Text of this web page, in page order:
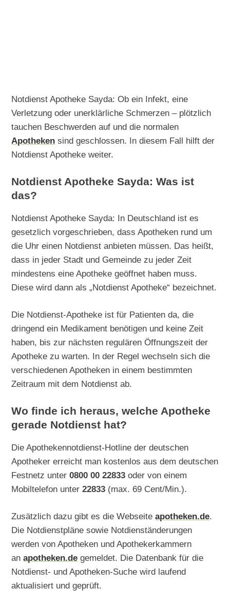
Notdienst Apotheke Sayda: Ob ein Infekt, eine
Verletzung oder unerklärliche Schmerzen – plötzlich
tauchen Beschwerden auf und die normalen
Apotheken sind geschlossen. In diesem Fall hilft der
Notdienst Apotheke weiter.
Notdienst Apotheke Sayda: Was ist
das?
Notdienst Apotheke Sayda: In Deutschland ist es
gesetzlich vorgeschrieben, dass Apotheken rund um
die Uhr einen Notdienst anbieten müssen. Das heißt,
dass in jeder Stadt und Gemeinde zu jeder Zeit
mindestens eine Apotheke geöffnet haben muss.
Diese wird dann als „Notdienst Apotheke“ bezeichnet.
Die Notdienst-Apotheke ist für Patienten da, die
dringend ein Medikament benötigen und keine Zeit
haben, bis zur nächsten regulären Öffnungszeit der
Apotheke zu warten. In der Regel wechseln sich die
verschiedenen Apotheken in einem bestimmten
Zeitraum mit dem Notdienst ab.
Wo finde ich heraus, welche Apotheke
gerade Notdienst hat?
Die Apothekennotdienst-Hotline der deutschen
Apotheker erreicht man kostenlos aus dem deutschen
Festnetz unter0800 00 22833 oder von einem
Mobiltelefon unter22833 (max. 69 Cent/Min.).
Zusätzlich dazu gibt es die Webseiteapotheken.de.
Die Notdienstpläne sowie Notdienständerungen
werden von Apotheken und Apothekerkammern
anapotheken.de gemeldet. Die Datenbank für die
Notdienst- und Apotheken-Suche wird laufend
aktualisiert und geprüft.